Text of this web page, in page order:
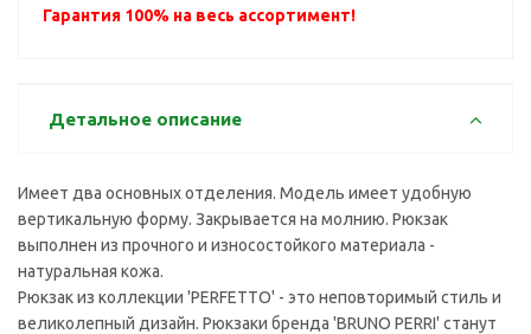
Гарантия 100% на весь ассортимент!
Детальное описание
Имеет два основных отделения. Модель имеет удобную
вертикальную форму. Закрывается на молнию. Рюкзак
выполнен из прочного и износостойкого материала -
натуральная кожа.
Рюкзак из коллекции 'PERFETTO' - это неповторимый стиль и
великолепный дизайн. Рюкзаки бренда 'BRUNO PERRI' станут